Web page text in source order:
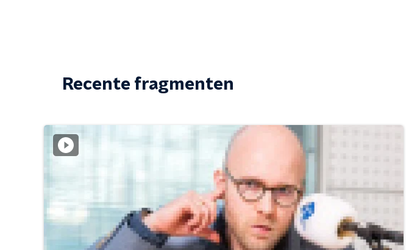
Recente fragmenten